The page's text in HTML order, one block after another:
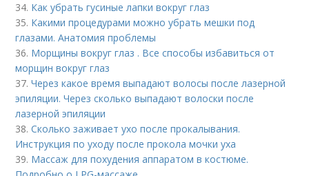
34. Как убрать гусиные лапки вокруг глаз
35. Какими процедурами можно убрать мешки под
глазами. Анатомия проблемы
36. Морщины вокруг глаз . Все способы избавиться от
морщин вокруг глаз
37.Через какое время выпадают волосы после лазерной
эпиляции. Через сколько выпадают волоски после
лазерной эпиляции
38.Сколько заживает ухо после прокалывания.
Инструкция по уходу после прокола мочки уха
39. Массаж для похудения аппаратом в костюме.